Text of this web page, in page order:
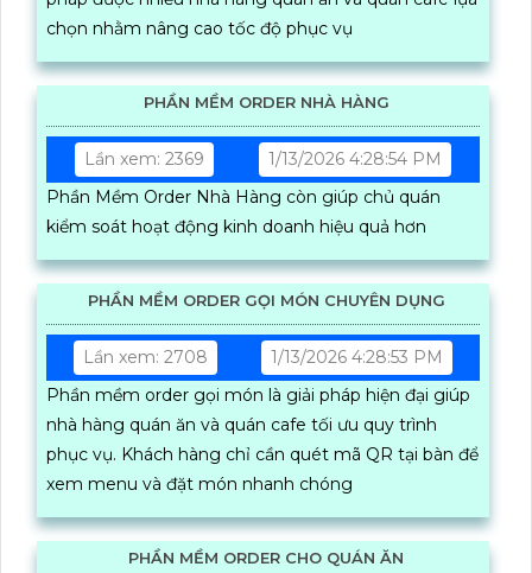
chọn nhằm nâng cao tốc độ phục vụ
PHẦN MỀM ORDER NHÀ HÀNG
Lần xem: 2369
1/13/2026 4:28:54 PM
Phần Mềm Order Nhà Hàng còn giúp chủ quán
kiểm soát hoạt động kinh doanh hiệu quả hơn
PHẦN MỀM ORDER GỌI MÓN CHUYÊN DỤNG
Lần xem: 2708
1/13/2026 4:28:53 PM
Phần mềm order gọi món là giải pháp hiện đại giúp
nhà hàng quán ăn và quán cafe tối ưu quy trình
phục vụ. Khách hàng chỉ cần quét mã QR tại bàn để
xem menu và đặt món nhanh chóng
PHẦN MỀM ORDER CHO QUÁN ĂN